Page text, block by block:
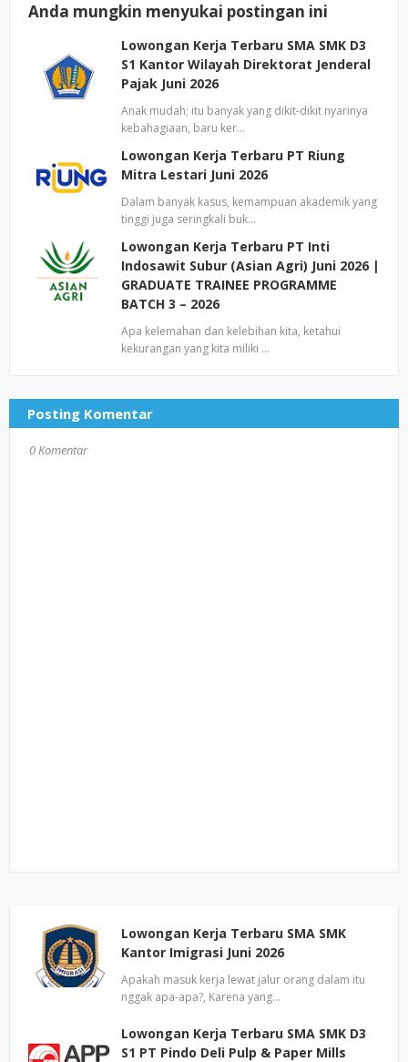
Anda mungkin menyukai postingan ini
Lowongan Kerja Terbaru SMA SMK D3
S1 Kantor Wilayah Direktorat Jenderal
Pajak Juni 2026
Anak mudah; itu banyak yang dikit-dikit nyarinya
kebahagiaan, baru ker…
Lowongan Kerja Terbaru PT Riung
Mitra Lestari Juni 2026
Dalam banyak kasus, kemampuan akademik yang
tinggi juga seringkali buk…
Lowongan Kerja Terbaru PT Inti
Indosawit Subur (Asian Agri) Juni 2026 |
GRADUATE TRAINEE PROGRAMME
BATCH 3 – 2026
Apa kelemahan dan kelebihan kita, ketahui
kekurangan yang kita miliki …
Posting Komentar
0 Komentar
Lowongan Kerja Terbaru SMA SMK
Kantor Imigrasi Juni 2026
Apakah masuk kerja lewat jalur orang dalam itu
nggak apa-apa?, Karena yang…
Lowongan Kerja Terbaru SMA SMK D3
S1 PT Pindo Deli Pulp & Paper Mills